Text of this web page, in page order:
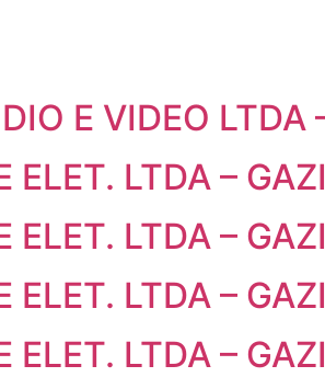
E VIDEO LTDA
ELET. LTDA –
ELET. LTDA –
ELET. LTDA –
ELET. LTDA –